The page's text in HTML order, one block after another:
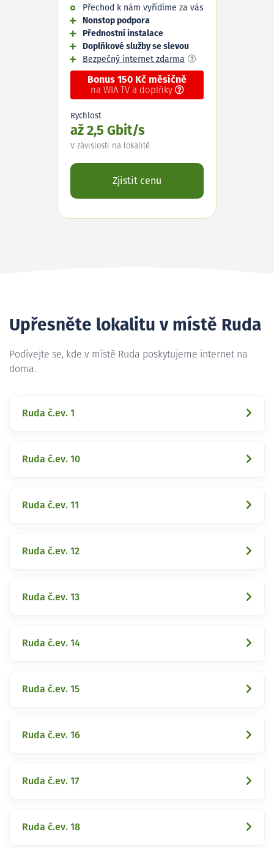
Přechod k nám vyřídíme za vás
Nonstop podpora
Přednostní instalace
Doplňkové služby se slevou
Bezpečný internet zdarma
Bonus 150 Kč měsíčně
na WIA TV a doplňky
Rychlost
až 2,5 Gbit/s
V závislosti na lokalitě.
Zjistit cenu
Upřesněte lokalitu v místě Ruda
Podívejte se, kde v místě Ruda poskytujeme internet na
doma.
Ruda č.ev. 1
Ruda č.ev. 10
Ruda č.ev. 11
Ruda č.ev. 12
Ruda č.ev. 13
Ruda č.ev. 14
Ruda č.ev. 15
Ruda č.ev. 16
Ruda č.ev. 17
Ruda č.ev. 18